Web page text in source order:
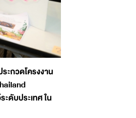
ะกวดโครงงาน
ดับประเทศ ใน